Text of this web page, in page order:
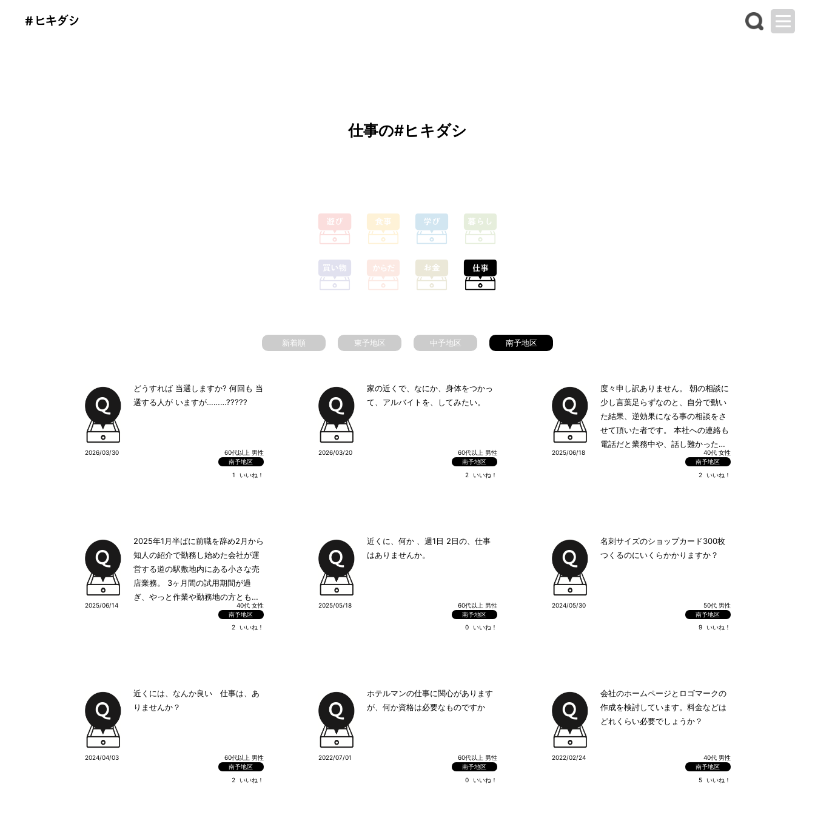
仕事の#ヒキダシ
新着順 東予地区 中予地区 南予地区
どうすれば 当選しますか? 何回も 当
選する人が いますが………?????
2026/03/30
60代以上 男性
南予地区
1
いいね！
家の近くで、なにか、身体をつかっ
て、アルバイトを、してみたい。
2026/03/20
60代以上 男性
南予地区
2 いいね！
度々申し訳ありません。 朝の相談に
少し言葉足らずなのと、自分で動い
た結果、逆効果になる事の相談をさ
せて頂いた者です。 本社への連絡も
電話だと業務中や、話し難かったり
する点もあり、今回は本社の経理担
当者さん2名の名前だけを記入して
人名で差し出していた為、それが良
くなかったのもある様でした。 1つ
面も工場の課長も確認させて貰って
から本社と相談します。 との事でし
起きてしまうのも、ある程度の管理
職からの指示があって上手く循環す
るのではないか？と思います。 自分
ないですが、やはり不満も出て来ま
す。 長々と沢山の相談すみません。
2025/06/18
40代 女性
南予地区
2 いいね！
2025年1月半ばに前職を辞め2月から
知人の紹介で勤務し始めた会社が運
営する道の駅敷地内にある小さな売
店業務。 3ヶ月間の試用期間が過
ぎ、やっと作業や勤務地の方ともコ
ミニュケーションを取りながら自分
なりに馴染めて来たと感じ始めてい
業も含め、今までの経験も役立ちな
がら自己満足な日々で、指導に置い
接客してくれれば良い等、作業風景
や接客も監視されながら仕事をして
2025/06/14
40代 女性
南予地区
2 いいね！
近くに、何か 、週1日 2日の、仕事
はありませんか。
2025/05/18
60代以上 男性
南予地区
0 いいね！
名刺サイズのショップカード300枚
つくるのにいくらかかりますか？
2024/05/30
50代 男性
南予地区
9 いいね！
近くには、なんか良い 仕事は、あ
りませんか？
2024/04/03
60代以上 男性
南予地区
2 いいね！
ホテルマンの仕事に関心があります
が、何か資格は必要なものですか
2022/07/01
60代以上 男性
南予地区
0 いいね！
会社のホームページとロゴマークの
作成を検討しています。料金などは
どれくらい必要でしょうか？
2022/02/24
40代 男性
南予地区
5 いいね！